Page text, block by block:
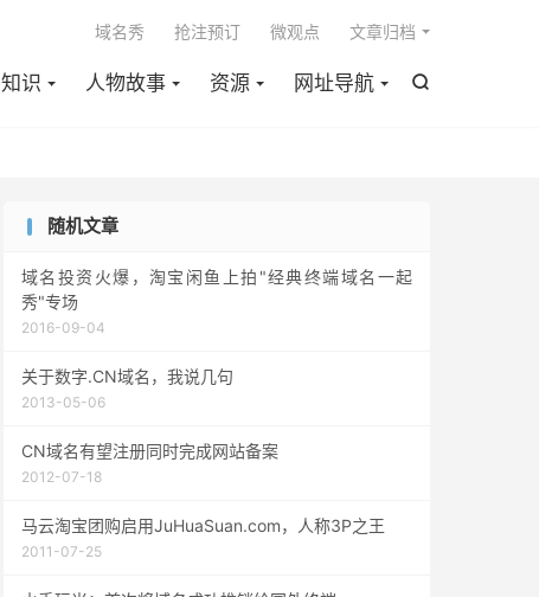

知识 人物故事 资源 网址导航
域名秀 抢注预订 微观点 文章归档
随机文章
域名投资火爆，淘宝闲鱼上拍"经典终端域名一起
秀"专场
2016-09-04
关于数字.CN域名，我说几句
2013-05-06
CN域名有望注册同时完成网站备案
2012-07-18
马云淘宝团购启用JuHuaSuan.com，人称3P之王
2011-07-25